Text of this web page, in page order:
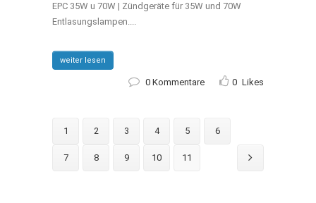
EPC 35W u 70W | Zündgeräte für 35W und 70W
Entlasungslampen....
weiter lesen
0 Kommentare 0 Likes
1 2 3 4 5 6
7 8 9 10 11